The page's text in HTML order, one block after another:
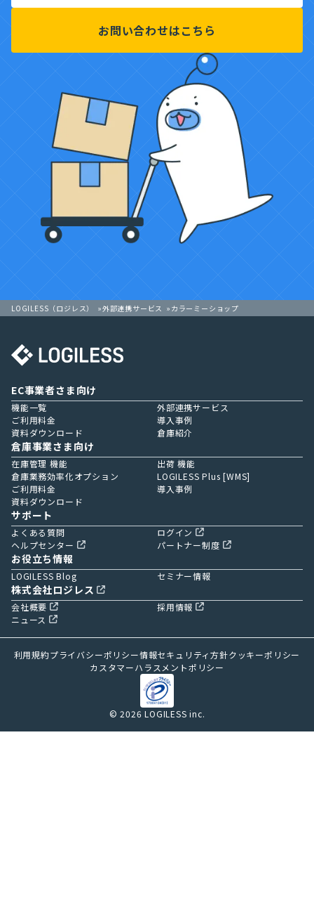
お問い合わせはこちら
LOGILESS（ロジレス） 外部連携サービス カラーミーショップ
EC事業者さま向け
機能一覧
外部連携サービス
ご利用料金
導入事例
資料ダウンロード
倉庫紹介
倉庫事業さま向け
在庫管理 機能
出荷 機能
倉庫業務効率化オプション
LOGILESS Plus [WMS]
ご利用料金
導入事例
資料ダウンロード
サポート
よくある質問
ログイン
ヘルプセンター
パートナー制度
お役立ち情報
LOGILESS Blog セミナー情報
株式会社ロジレス
会社概要
採用情報
ニュース
利用規約プライバシーポリシー情報セキュリティ方針クッキーポリシー
カスタマーハラスメントポリシー
© 2026 LOGILESS inc.